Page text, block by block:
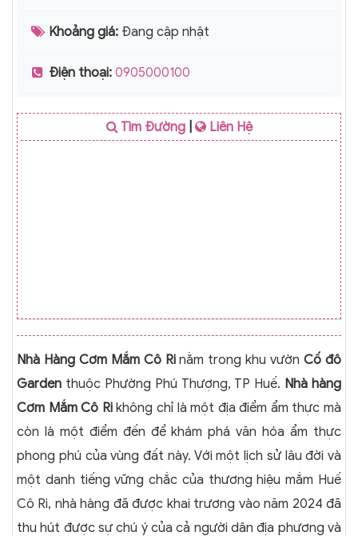
Khoảng giá: Đang cập nhật
Điện thoại: 0905000100
Tìm Đường Liên Hệ
Nhà Hàng Cơm Mắm Cô Rinằm trong khu vườnCố đô
Garden thuộc Phường Phú Thượng, TP Huế. Nhà hàng
Cơm Mắm Cô Rikhông chỉ là một địa điểm ẩm thực mà
còn là một điểm đến để khám phá văn hóa ẩm thực
phong phú của vùng đất này. Với một lịch sử lâu đời và
một danh tiếng vững chắc của thương hiệu mắm Huế
Cô Ri, nhà hàng đã được khai trương vào năm 2024 đã
thu hút được sự chú ý của cả người dân địa phương và